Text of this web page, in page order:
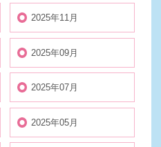
2025年11月
2025年09月
2025年07月
2025年05月